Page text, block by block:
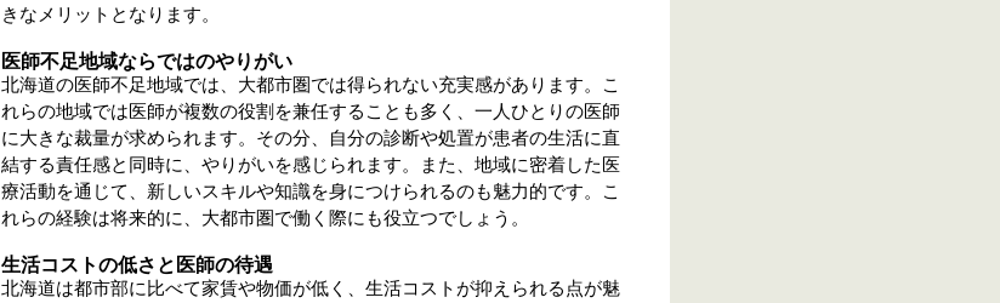
きなメリットとなります。
医師不足地域ならではのやりがい
北海道の医師不足地域では、大都市圏では得られない充実感があります。こ
れらの地域では医師が複数の役割を兼任することも多く、一人ひとりの医師
に大きな裁量が求められます。その分、自分の診断や処置が患者の生活に直
結する責任感と同時に、やりがいを感じられます。また、地域に密着した医
療活動を通じて、新しいスキルや知識を身につけられるのも魅力的です。こ
れらの経験は将来的に、大都市圏で働く際にも役立つでしょう。
生活コストの低さと医師の待遇
北海道は都市部に比べて家賃や物価が低く、生活コストが抑えられる点が魅